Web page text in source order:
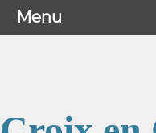
Menu
Menu